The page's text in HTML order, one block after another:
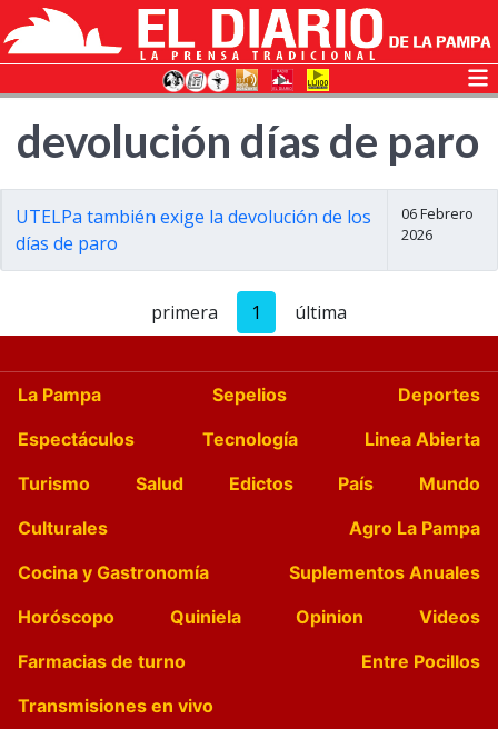
devolución días de paro
UTELPa también exige la devolución de los
días de paro
06 Febrero
2026
primera 1 última
La Pampa Sepelios
Deportes
Espectáculos
Tecnología
Linea Abierta
Turismo
Salud Edictos País
Mundo
Culturales
Agro La Pampa
Cocina y Gastronomía
Suplementos Anuales
Horóscopo
Quiniela Opinion
Videos
Farmacias de turno
Entre Pocillos
Transmisiones en vivo